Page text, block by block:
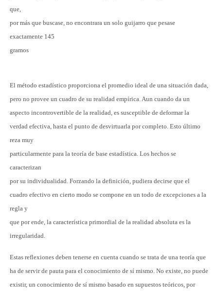
que,
por más que buscase, no encontrara un solo guijarro que pesase
exactamente 145
gramos
El método estadístico proporciona el promedio ideal de una situación dada,
pero no provee un cuadro de su realidad empírica. Aun cuando da un
aspecto incontrovertible de la realidad, es susceptible de deformar la
verdad efectiva, hasta el punto de desvirtuarla por completo. Esto último
reza muy
particularmente para la teoría de base estadística. Los hechos se
caracterizan
por su individualidad. Forzando la definición, pudiera decirse que el
cuadro efectivo en cierto modo se compone en un todo de excepciones a la
regla y
que por ende, la característica primordial de la realidad absoluta es la
irregularidad.
Estas reflexiones deben tenerse en cuenta cuando se trata de una teoría que
ha de servir de pauta para el conocimiento de sí mismo. No existe, no puede
existir, un conocimiento de sí mismo basado en supuestos teóricos, por